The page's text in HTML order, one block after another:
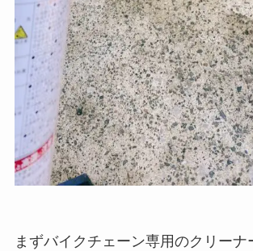
まずバイクチェーン専用のクリーナ